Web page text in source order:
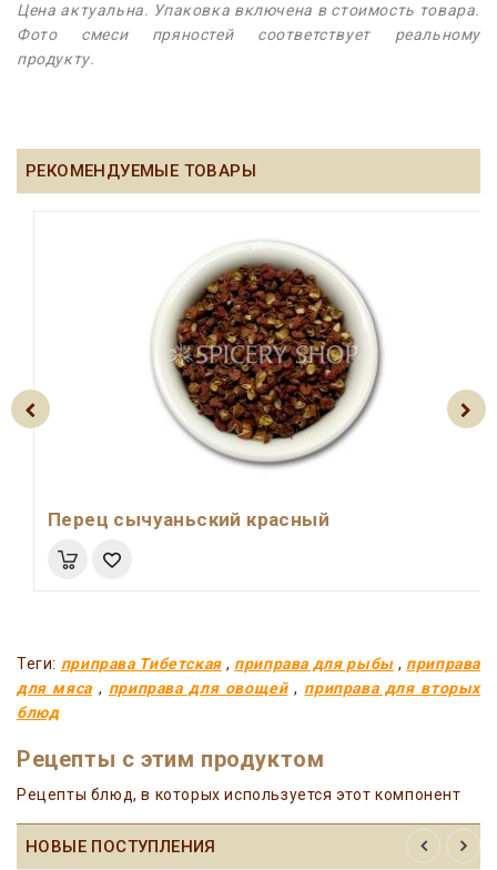
Цена актуальна. Упаковка включена в стоимость товара.
Фото смеси пряностей соответствует реальному
продукту.
РЕКОМЕНДУЕМЫЕ ТОВАРЫ
Перец сычуаньский красный
Теги: приправа Тибетская, приправа для рыбы, приправа
для мяса, приправа для овощей, приправа для вторых
блюд
Рецепты с этим продуктом
Рецепты блюд, в которых используется этот компонент
НОВЫЕ ПОСТУПЛЕНИЯ